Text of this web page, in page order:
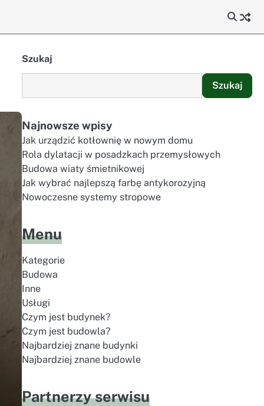
Szukaj
Szukaj
Najnowsze wpisy
Jak urządzić kotłownię w nowym domu
Rola dylatacji w posadzkach przemysłowych
Budowa wiaty śmietnikowej
Jak wybrać najlepszą farbę antykorozyjną
Nowoczesne systemy stropowe
Menu
Kategorie
Budowa
Inne
Usługi
Czym jest budynek?
Czym jest budowla?
Najbardziej znane budynki
Najbardziej znane budowle
Partnerzy serwisu